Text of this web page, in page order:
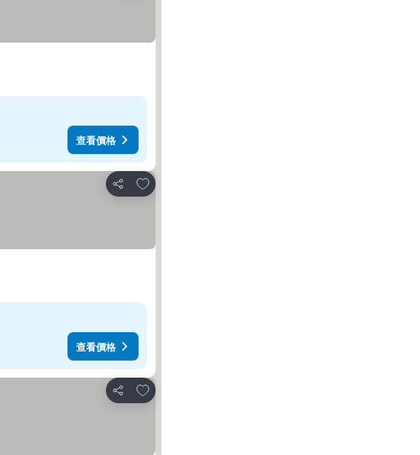
查看價格
分享
放到收藏夾
查看價格
分享
放到收藏夾